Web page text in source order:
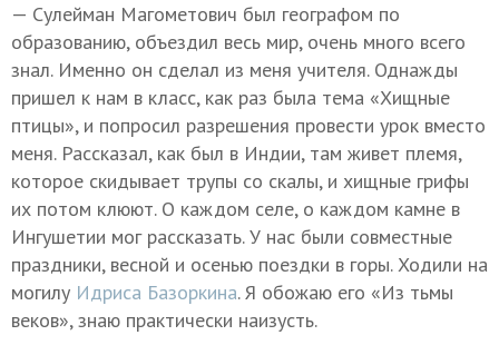
— Сулейман Магометович был географом по
образованию, объездил весь мир, очень много всего
знал. Именно он сделал из меня учителя. Однажды
пришел к нам в класс, как раз была тема «Хищные
птицы», и попросил разрешения провести урок вместо
меня. Рассказал, как был в Индии, там живет племя,
которое скидывает трупы со скалы, и хищные грифы
их потом клюют. О каждом селе, о каждом камне в
Ингушетии мог рассказать. У нас были совместные
праздники, весной и осенью поездки в горы. Ходили на
могилу Идриса Базоркина. Я обожаю его «Из тьмы
веков», знаю практически наизусть.